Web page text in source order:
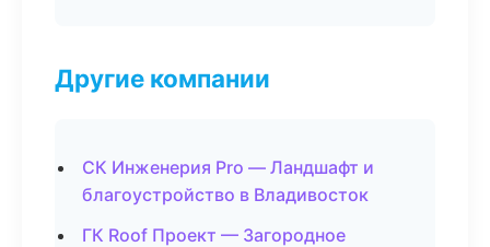
Другие компании
СК Инженерия Pro — Ландшафт и
благоустройство в Владивосток
ГК Roof Проект — Загородное